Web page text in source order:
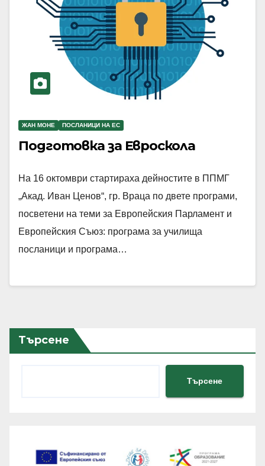
ЖАН МОНЕ ПОСЛАНИЦИ НА ЕС
Подготовка за Евроскола
На 16 октомври стартираха дейностите в ППМГ
„Акад. Иван Ценов“, гр. Враца по двете програми,
посветени на теми за Европейския Парламент и
Европейския Съюз: програма за училища
посланици и програма…
Търсене
Търсене